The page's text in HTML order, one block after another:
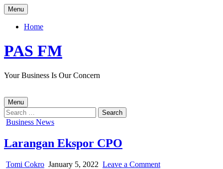
Skip
to
content
Menu
Home
PAS FM
Your Business Is Our Concern
Menu
Search
for:
Posted
Business News
Larangan Ekspor CPO
Author:
Tomi Cokro Published
January 5, 2022 Leave a Commenton